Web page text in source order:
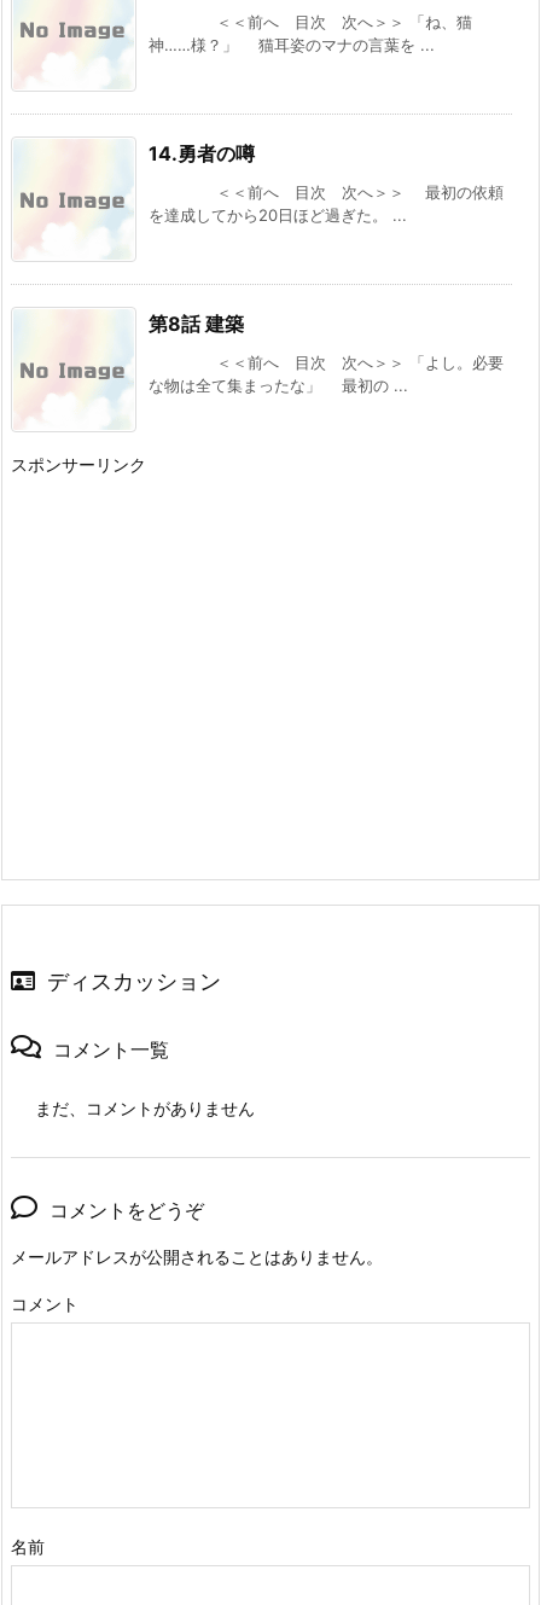
帰還】
[まろでぃの徒然なる雑記＠Web小説紹介] 2026/08/04 04:29
VRMMOの作品で何かオススメないですかね？
その２５ ※再アンケート
[スコ速＠ネット小説まとめ] 2026/08/03 12:00
BKブックス：『剣と魔法の世界に行きたいって
言ったよな?剣の魔法じゃなくてさ? ~ギフト
「剣魔法」でゲーム世界を美少女たちと駆け抜
ける~』
[スコ速＠ネット小説まとめ] 2026/08/02 18:00
カクヨム：『スキル無しゴトーさんは最弱のは
ずです！～勇者召喚に巻き込まれたモブサラリ
トNOVELSから書籍化決定！
[スコ速＠ネット小説まとめ] 2026/08/02 12:00
ドラゴンノベルス：『幼馴染のS級パーティー
を増やして最強へ! 5』 などの表紙
＜＜前へ 目次 次へ＞＞ 「ね、猫
神……様？」 猫耳姿のマナの言葉を ...
14.勇者の噂
＜＜前へ 目次 次へ＞＞ 最初の依頼
を達成してから20日ほど過ぎた。 ...
第8話 建築
＜＜前へ 目次 次へ＞＞ 「よし。必要
な物は全て集まったな」 最初の ...
スポンサーリンク
ディスカッション
コメント一覧
まだ、コメントがありません
コメントをどうぞ
メールアドレスが公開されることはありません。
コメント
名前